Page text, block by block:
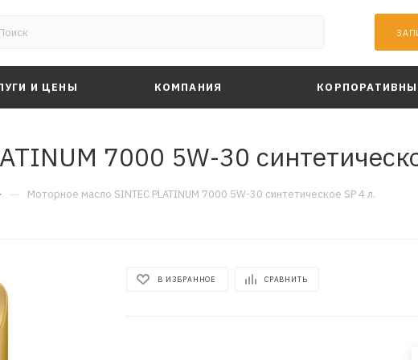
И ЦЕНЫ КОМПАНИЯ
7000 5W-30
— Моторное масло SINTEC PLATINUM 7000 5W-30 синтетическое SP 4 л.
В ИЗБРАННОЕ СРАВНИТЬ